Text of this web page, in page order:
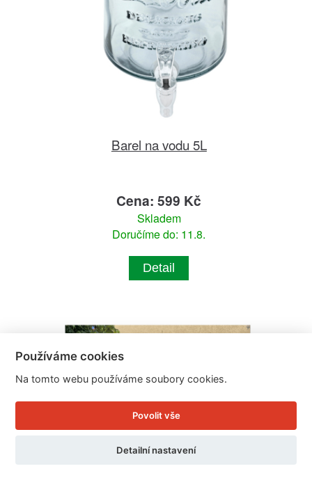
Barel na vodu 5L
Cena: 599 Kč
Skladem
Doručíme do: 11.8.
Detail
Používáme cookies
Na tomto webu používáme soubory cookies.
Povolit vše
Detailní nastavení